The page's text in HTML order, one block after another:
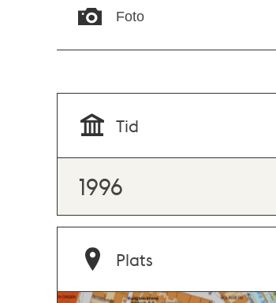
Foto
Tid
1996
Plats